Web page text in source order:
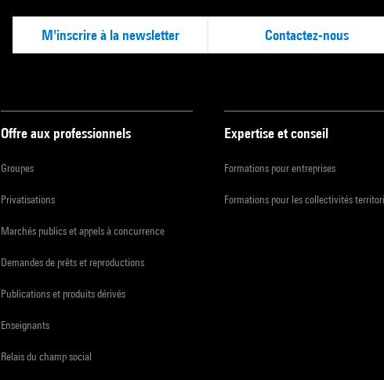
M'inscrire à la newsletter Contactez-nous
Offre aux professionnels
Groupes
Privatisations
Marchés publics et appels à concurrence
Demandes de prêts et reproductions
Publications et produits dérivés
Enseignants
Relais du champ social
Expertise et conseil
Formations pour entreprises
Formations pour les collectivités